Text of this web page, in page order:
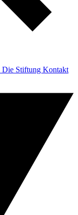
Die Stiftung Kontakt